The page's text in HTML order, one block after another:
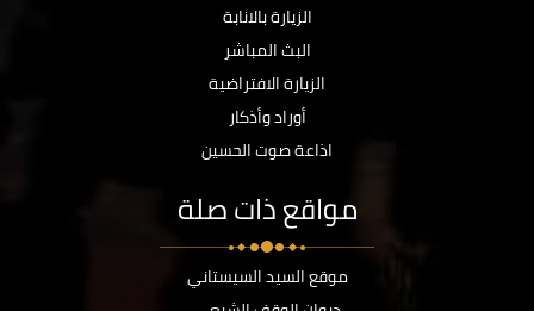
الزيارة بالانابة
البث المباشر
الزيارة الافتراضية
أوراد وأذكار
اذاعة صوت الحسين
مواقع ذات صلة
موقع السيد السيستاني